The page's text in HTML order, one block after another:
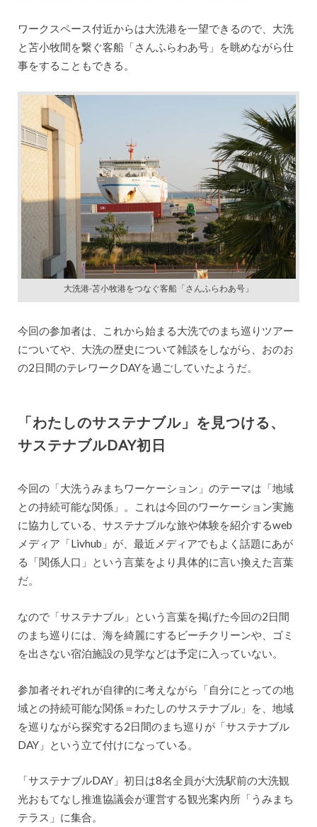
ワークスペース付近からは大洗港を一望できるので、大洗
と苫小牧間を繋ぐ客船「さんふらわあ号」を眺めながら仕
事をすることもできる。
大洗港-苫小牧港をつなぐ客船「さんふらわあ号」
今回の参加者は、これから始まる大洗でのまち巡りツアー
についてや、大洗の歴史について雑談をしながら、おのお
の2日間のテレワークDAYを過ごしていたようだ。
「わたしのサステナブル」を見つける、
サステナブルDAY初日
今回の「大洗うみまちワーケーション」のテーマは「地域
との持続可能な関係」。これは今回のワーケーション実施
に協力している、サステナブルな旅や体験を紹介するweb
メディア「Livhub」が、最近メディアでもよく話題にあが
る「関係人口」という言葉をより具体的に言い換えた言葉
だ。
なので「サステナブル」という言葉を掲げた今回の2日間
のまち巡りには、海を綺麗にするビーチクリーンや、ゴミ
を出さない宿泊施設の見学などは予定に入っていない。
参加者それぞれが自律的に考えながら「自分にとっての地
域との持続可能な関係＝わたしのサステナブル」を、地域
を巡りながら探究する2日間のまち巡りが「サステナブル
DAY」という立て付けになっている。
「サステナブルDAY」初日は8名全員が大洗駅前の大洗観
光おもてなし推進協議会が運営する観光案内所「うみまち
テラス」に集合。